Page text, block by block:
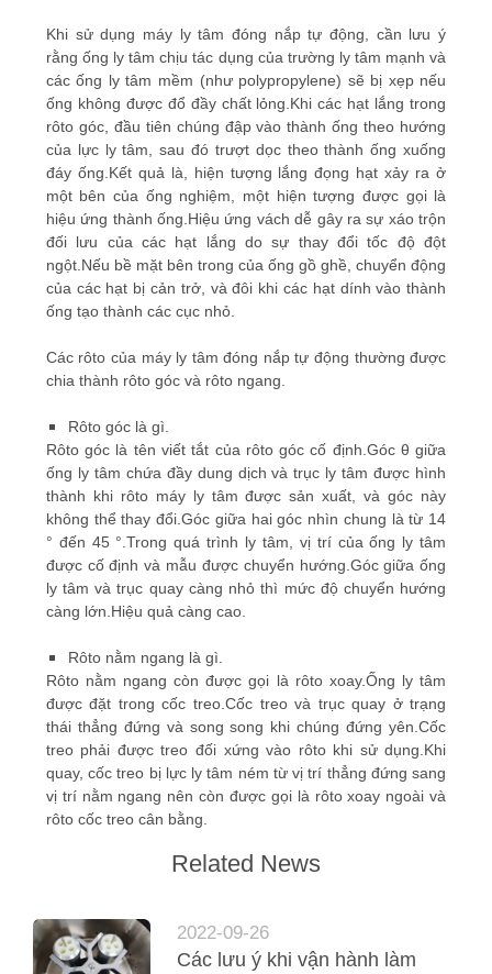
TIN
TỨC
CÁC
SƠ
ĐỒ
TRANG
WEB
PRIVACY
POLICY
Khi sử dụng máy ly tâm đóng nắp tự động, cần lưu ý
rằng ống ly tâm chịu tác dụng của trường ly tâm mạnh và
các ống ly tâm mềm (như polypropylene) sẽ bị xẹp nếu
ống không được đổ đầy chất lỏng.Khi các hạt lắng trong
rôto góc, đầu tiên chúng đập vào thành ống theo hướng
của lực ly tâm, sau đó trượt dọc theo thành ống xuống
đáy ống.Kết quả là, hiện tượng lắng đọng hạt xảy ra ở
một bên của ống nghiệm, một hiện tượng được gọi là
hiệu ứng thành ống.Hiệu ứng vách dễ gây ra sự xáo trộn
đối lưu của các hạt lắng do sự thay đổi tốc độ đột
ngột.Nếu bề mặt bên trong của ống gồ ghề, chuyển động
của các hạt bị cản trở, và đôi khi các hạt dính vào thành
ống tạo thành các cục nhỏ.
Các rôto của máy ly tâm đóng nắp tự động thường được
chia thành rôto góc và rôto ngang.
Rôto góc là gì.
Rôto góc là tên viết tắt của rôto góc cố định.Góc θ giữa
ống ly tâm chứa đầy dung dịch và trục ly tâm được hình
thành khi rôto máy ly tâm được sản xuất, và góc này
không thể thay đổi.Góc giữa hai góc nhìn chung là từ 14
° đến 45 °.Trong quá trình ly tâm, vị trí của ống ly tâm
được cố định và mẫu được chuyển hướng.Góc giữa ống
ly tâm và trục quay càng nhỏ thì mức độ chuyển hướng
càng lớn.Hiệu quả càng cao.
Rôto nằm ngang là gì.
Rôto nằm ngang còn được gọi là rôto xoay.Ống ly tâm
được đặt trong cốc treo.Cốc treo và trục quay ở trạng
thái thẳng đứng và song song khi chúng đứng yên.Cốc
treo phải được treo đối xứng vào rôto khi sử dụng.Khi
quay, cốc treo bị lực ly tâm ném từ vị trí thẳng đứng sang
vị trí nằm ngang nên còn được gọi là rôto xoay ngoài và
rôto cốc treo cân bằng.
Related News
2022-09-26
Các lưu ý khi vận hành làm